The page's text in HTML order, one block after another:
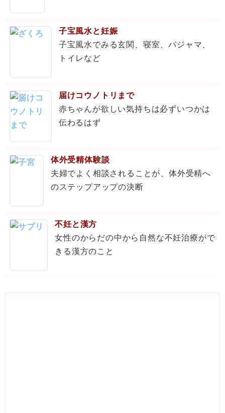
子宝風水と妊娠
子宝風水でみる玄関、寝室、パジャマ、
トイレなど
届けコウノトリまで
赤ちゃんが欲しい気持ちは必ずいつかは
伝わるはず
体外受精体験談
夫婦でよく相談されることが、体外受精へ
のステップアップの決断
不妊と漢方
女性のからだの中から自然な不妊治療がで
きる漢方のこと